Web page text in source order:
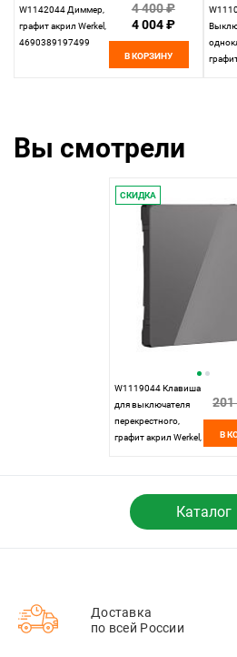
W1142044 Диммер,
графит акрил Werkel,
4690389197499
4 400 ₽
4 004 ₽
В КОРЗИНУ
Вы смотрели
СКИДКА
W1119044 Клавиша
для выключателя
перекрестного,
графит акрил Werkel,
В
Каталог
Доставка
по всей России